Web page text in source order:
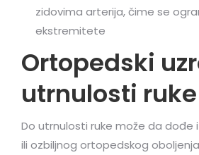
zidovima arterija, čime se
ekstremitete
Ortopedski
utrnulosti ruke
Do utrnulosti ruke može da dođe
ili ozbiljnog ortopedskog